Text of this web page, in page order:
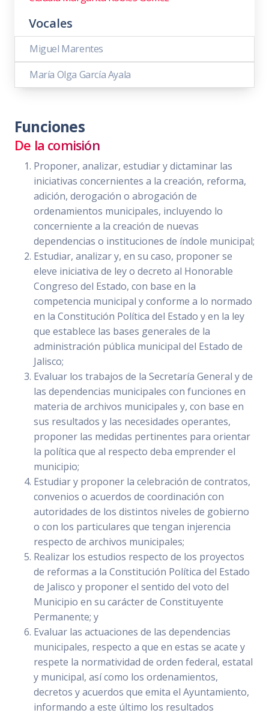
Vocales
Miguel Marentes
María Olga García Ayala
Funciones
De la comisión
Proponer, analizar, estudiar y dictaminar las
iniciativas concernientes a la creación, reforma,
adición, derogación o abrogación de
ordenamientos municipales, incluyendo lo
concerniente a la creación de nuevas
dependencias o instituciones de índole municipal;
Estudiar, analizar y, en su caso, proponer se
eleve iniciativa de ley o decreto al Honorable
Congreso del Estado, con base en la
competencia municipal y conforme a lo normado
en la Constitución Política del Estado y en la ley
que establece las bases generales de la
administración pública municipal del Estado de
Jalisco;
Evaluar los trabajos de la Secretaría General y de
las dependencias municipales con funciones en
materia de archivos municipales y, con base en
sus resultados y las necesidades operantes,
proponer las medidas pertinentes para orientar
la política que al respecto deba emprender el
municipio;
Estudiar y proponer la celebración de contratos,
convenios o acuerdos de coordinación con
autoridades de los distintos niveles de gobierno
o con los particulares que tengan injerencia
respecto de archivos municipales;
Realizar los estudios respecto de los proyectos
de reformas a la Constitución Política del Estado
de Jalisco y proponer el sentido del voto del
Municipio en su carácter de Constituyente
Permanente; y
Evaluar las actuaciones de las dependencias
municipales, respecto a que en estas se acate y
respete la normatividad de orden federal, estatal
y municipal, así como los ordenamientos,
decretos y acuerdos que emita el Ayuntamiento,
informando a este último los resultados